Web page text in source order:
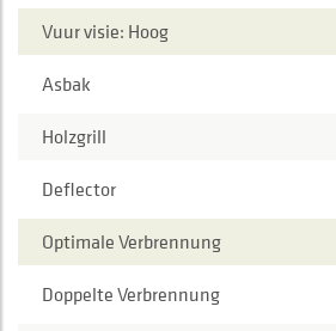
Vuur visie: Hoog
Asbak
Holzgrill
Deflector
Optimale Verbrennung
Doppelte Verbrennung